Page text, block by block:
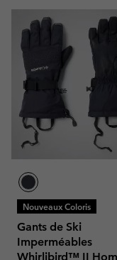
Nouveaux Coloris
Gants de Ski
Imperméables
Whirlibird™ II